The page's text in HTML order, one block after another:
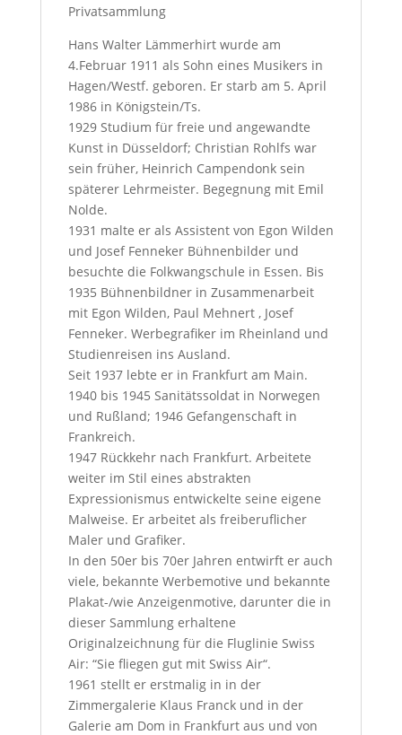
Privatsammlung
Hans Walter Lämmerhirt wurde am
4.Februar 1911 als Sohn eines Musikers in
Hagen/Westf. geboren. Er starb am 5. April
1986 in Königstein/Ts.
1929 Studium für freie und angewandte
Kunst in Düsseldorf; Christian Rohlfs war
sein früher, Heinrich Campendonk sein
späterer Lehrmeister. Begegnung mit Emil
Nolde.
1931 malte er als Assistent von Egon Wilden
und Josef Fenneker Bühnenbilder und
besuchte die Folkwangschule in Essen. Bis
1935 Bühnenbildner in Zusammenarbeit
mit Egon Wilden, Paul Mehnert , Josef
Fenneker. Werbegrafiker im Rheinland und
Studienreisen ins Ausland.
Seit 1937 lebte er in Frankfurt am Main.
1940 bis 1945 Sanitätssoldat in Norwegen
und Rußland; 1946 Gefangenschaft in
Frankreich.
1947 Rückkehr nach Frankfurt. Arbeitete
weiter im Stil eines abstrakten
Expressionismus entwickelte seine eigene
Malweise. Er arbeitet als freiberuflicher
Maler und Grafiker.
In den 50er bis 70er Jahren entwirft er auch
viele, bekannte Werbemotive und bekannte
Plakat-/wie Anzeigenmotive, darunter die in
dieser Sammlung erhaltene
Originalzeichnung für die Fluglinie Swiss
Air: “Sie fliegen gut mit Swiss Air“.
1961 stellt er erstmalig in in der
Zimmergalerie Klaus Franck und in der
Galerie am Dom in Frankfurt aus und von